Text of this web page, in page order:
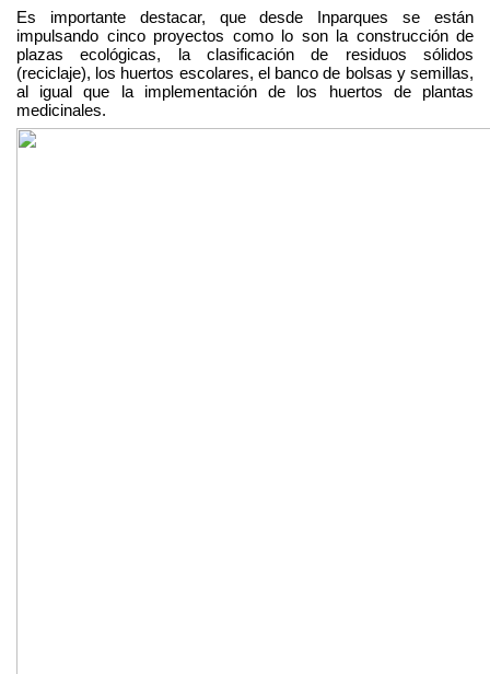
Es importante destacar, que desde Inparques se están
impulsando cinco proyectos como lo son la construcción de
plazas ecológicas, la clasificación de residuos sólidos
(reciclaje), los huertos escolares, el banco de bolsas y semillas,
al igual que la implementación de los huertos de plantas
medicinales.